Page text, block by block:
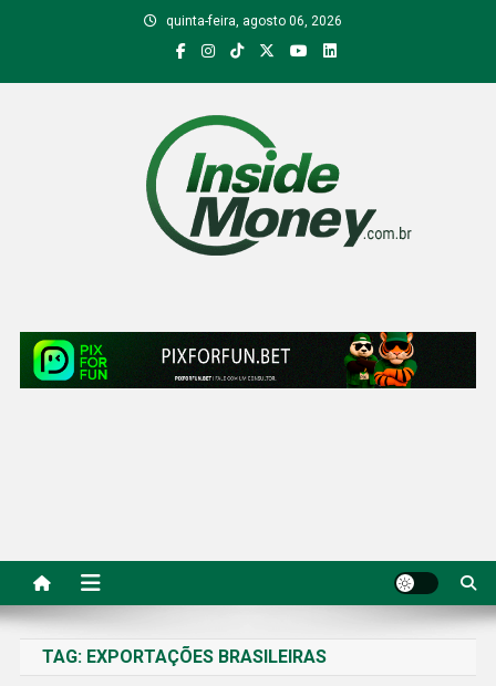
quinta-feira, agosto 06, 2026
Inside Money
TAG: EXPORTAÇÕES BRASILEIRAS